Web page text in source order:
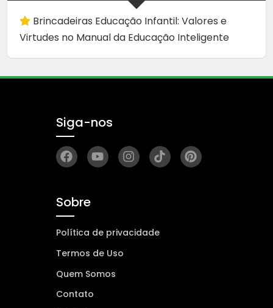
Brincadeiras Educação Infantil: Valores e
Virtudes no Manual da Educação Inteligente
Siga-nos
Sobre
Política de privacidade
Termos de Uso
Quem Somos
Contato